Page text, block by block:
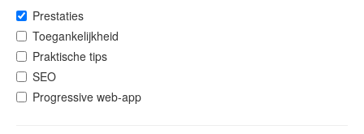
Prestaties
Toegankelijkheid
Praktische tips
SEO
Progressive web-app